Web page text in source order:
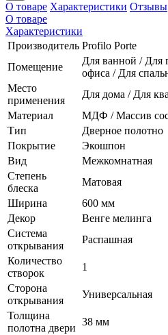
О товаре Характеристики Отзывы
О товаре
Характеристики
Производитель Profilo Porte
Помещение
Для ванной / Для
офиса / Для
Место
применения
Для дома / Для
Материал
МДФ / Массив
Тип
Дверное полотно
Покрытие
Экошпон
Вид
Межкомнатная
Степень
блеска
Матовая
Ширина
600 мм
Декор
Венге мелинга
Система
открывания
Распашная
Количество
створок
1
Сторона
открывания
Универсальная
Толщина
полотна двери
38 мм